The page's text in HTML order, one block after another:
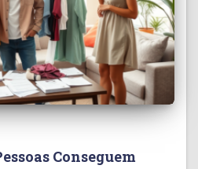
Conseguem